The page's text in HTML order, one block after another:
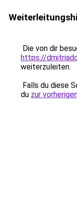
Die von dir
https://
weiterzuleiten.
Falls du diese
du zur